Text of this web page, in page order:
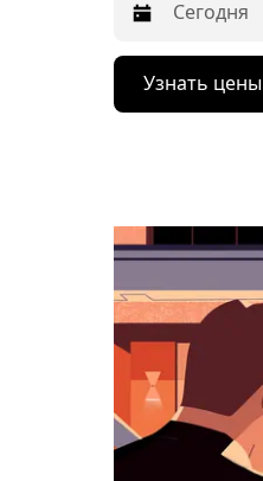
Нажмите
стрелку
вниз,
выбрать
дату.
закрыть
календарь,
нажмите
Esc.
Узнать цены